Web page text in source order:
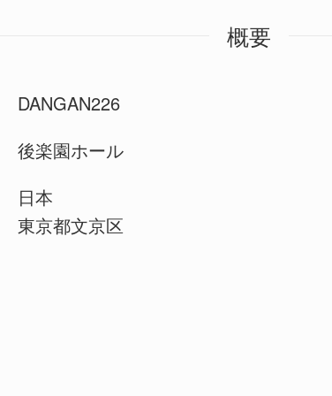
概要
DANGAN226
後楽園ホール
日本
東京都文京区